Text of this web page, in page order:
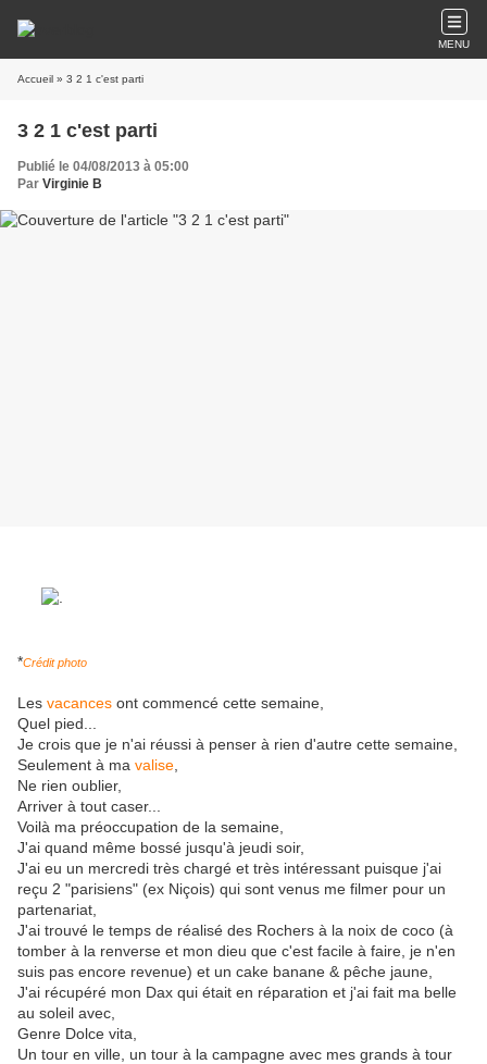
MENU
Accueil » 3 2 1 c'est parti
3 2 1 c'est parti
Publié le 04/08/2013 à 05:00
Par Virginie B
*Crédit photo
Les vacances ont commencé cette semaine,
Quel pied...
Je crois que je n'ai réussi à penser à rien d'autre cette semaine,
Seulement à ma valise
Ne rien oublier,
Arriver à tout caser...
Voilà ma préoccupation de la semaine,
J'ai quand même bossé jusqu'à jeudi soir,
J'ai eu un mercredi très chargé et très intéressant puisque j'ai
reçu 2 "parisiens" (ex Niçois) qui sont venus me filmer pour un
partenariat,
J'ai trouvé le temps de réalisé des Rochers à la noix de coco (à
tomber à la renverse et mon dieu que c'est facile à faire, je n'en
suis pas encore revenue) et un cake banane & pêche jaune,
J'ai récupéré mon Dax qui était en réparation et j'ai fait ma belle
au soleil avec,
Genre Dolce vita,
Un tour en ville, un tour à la campagne avec mes grands à tour